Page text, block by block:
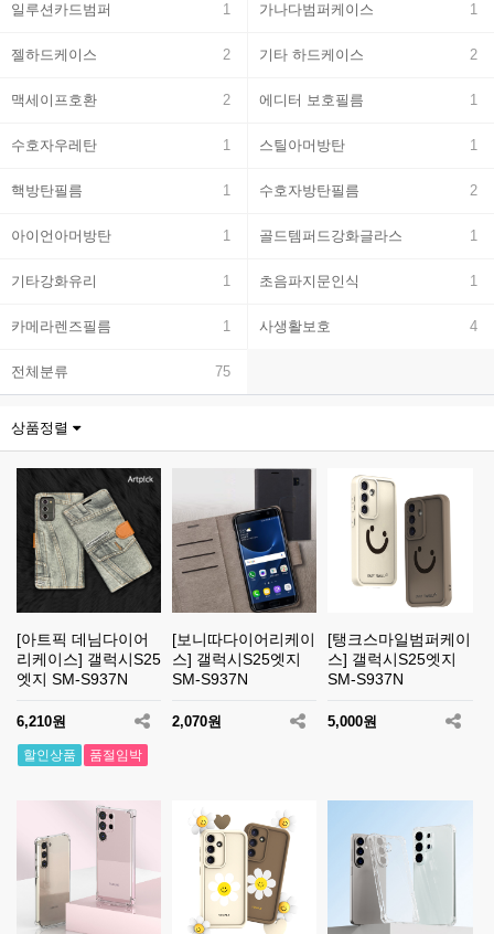
일루션카드범퍼 1 가나다범퍼케이스 1
젤하드케이스 2 기타 하드케이스 2
맥세이프호환 2 에디터 보호필름 1
수호자우레탄 1 스틸아머방탄 1
핵방탄필름 1 수호자방탄필름 2
아이언아머방탄 1 골드템퍼드강화글라스 1
기타강화유리 1 초음파지문인식 1
카메라렌즈필름 1 사생활보호 4
전체분류 75
상품정렬
[아트픽 데님다이어
리케이스] 갤럭시S25
엣지 SM-S937N
6,210원
할인상품 품절임박
[보니따다이어리케이
스] 갤럭시S25엣지
SM-S937N
2,070원
[탱크스마일범퍼케이
스] 갤럭시S25엣지
SM-S937N
5,000원